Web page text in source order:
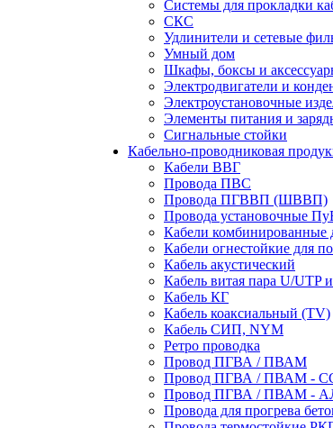
Системы для прокладки
СКС
Удлинители и сетевые
Умный дом
Шкафы, боксы и
Электродвигатели и
Электроустановочные
Элементы питания и
Сигнальные стойки
Кабельно-проводниковая
Кабели ВВГ
Провода ПВС
Провода ПГВВП (ШВВП)
Провода установочные
Кабели комбинированные
Кабели огнестойкие для
Кабель акустический
Кабель витая пара U/UTP
Кабель КГ
Кабель коаксиальный (TV)
Кабель СИП, NYM
Ретро проводка
Провод ПГВА / ПВАМ
Провод ПГВА / ПВАМ -
Провод ПГВА / ПВАМ -
Провода для прогрева